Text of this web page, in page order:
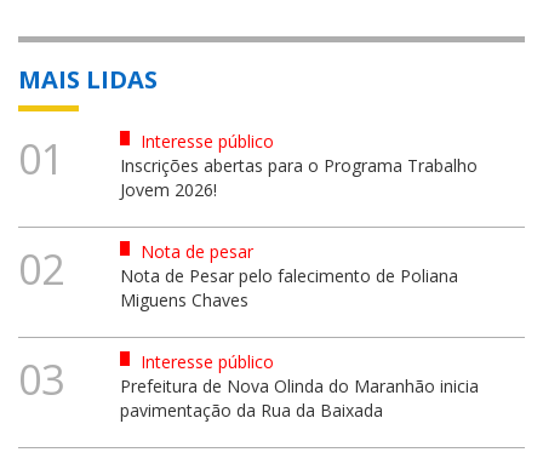
MAIS LIDAS
01
Interesse público
Inscrições abertas para o Programa Trabalho
Jovem 2026!
02
Nota de pesar
Nota de Pesar pelo falecimento de Poliana
Miguens Chaves
03
Interesse público
Prefeitura de Nova Olinda do Maranhão inicia
pavimentação da Rua da Baixada